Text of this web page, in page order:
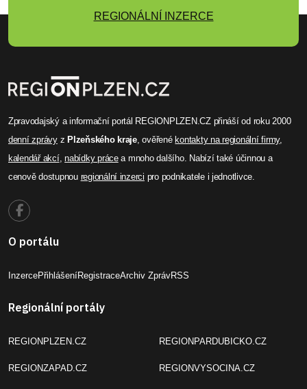
REGIONÁLNÍ INZERCE
Zpravodajský a informační portál REGIONPLZEN.CZ přináší od roku 2000
denní zprávyz Plzeňského kraje, ověřené kontakty na regionální firmy,
kalendář akcí,nabídky prácea mnoho dalšího. Nabízí také účinnou a
cenově dostupnou regionální inzerci pro podnikatele i jednotlivce.
O portálu
InzercePřihlášeníRegistraceArchiv ZprávRSS
Regionální portály
REGIONPLZEN.CZ
REGIONZAPAD.CZ
REGIONPARDUBICKO.CZ
REGIONVYSOCINA.CZ